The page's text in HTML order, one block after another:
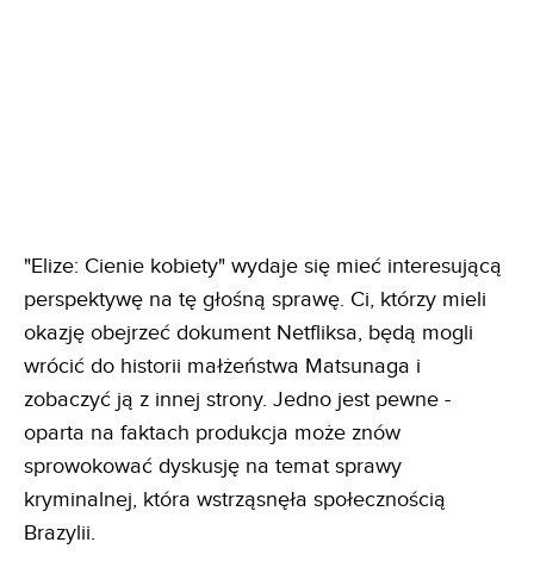
"Elize: Cienie kobiety" wydaje się mieć interesującą
perspektywę na tę głośną sprawę. Ci, którzy mieli
okazję obejrzeć dokument Netfliksa, będą mogli
wrócić do historii małżeństwa Matsunaga i
zobaczyć ją z innej strony. Jedno jest pewne -
oparta na faktach produkcja może znów
sprowokować dyskusję na temat sprawy
kryminalnej, która wstrząsnęła społecznością
Brazylii.